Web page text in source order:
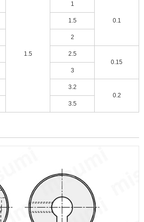
1.5
1
0.1
1.5
2
2.5
0.15
3
3.2
0.2
3.5